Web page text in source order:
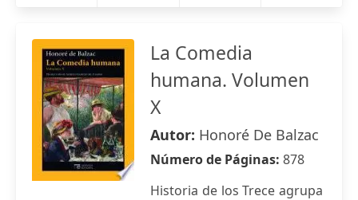
La Comedia
humana. Volumen
X
Autor: Honoré De Balzac
Número de Páginas: 878
Historia de los Trece agrupa